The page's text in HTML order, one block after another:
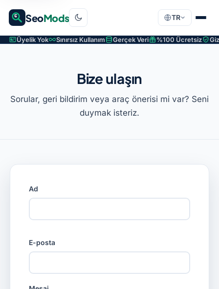
SeoMods TR
Üyelik Yok Sınırsız Kullanım Gerçek Veri %100 Ücretsiz
Bize ulaşın
Sorular, geri bildirim veya araç önerisi mi var? Seni
duymak isteriz.
Ad
E-posta